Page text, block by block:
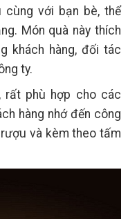
cùng với bạn bè, thể
Món quà này thích
khách hàng, đối tác
ty.
rất phù hợp cho các
hàng nhớ đến công
và kèm theo tấm